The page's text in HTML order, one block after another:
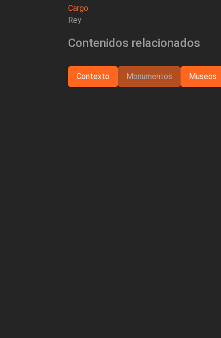
Cargo
Rey
Contenidos relacionados
Contexto Monumentos Museos